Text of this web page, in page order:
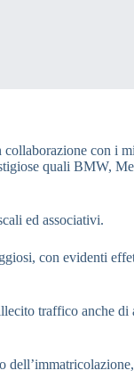
con i
quali BMW,
ed associativi.
con evidenti
traffico anche di